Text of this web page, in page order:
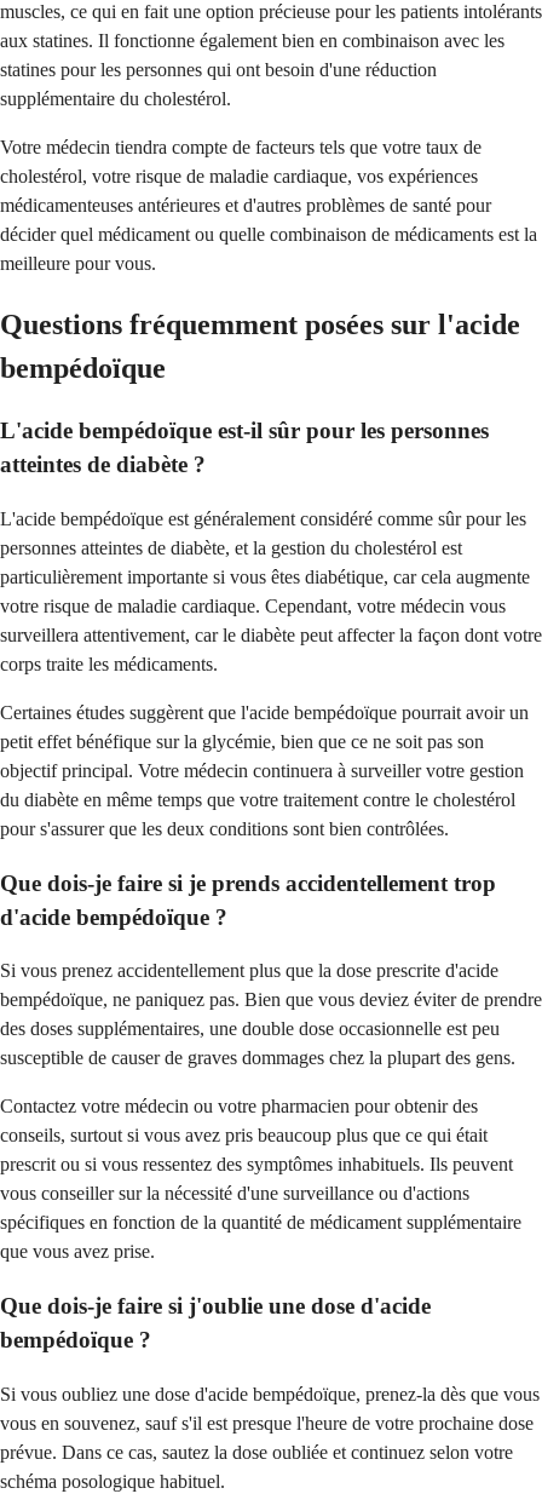
muscles, ce qui en fait une option précieuse pour les patients intolérants
aux statines. Il fonctionne également bien en combinaison avec les
statines pour les personnes qui ont besoin d'une réduction
supplémentaire du cholestérol.
Votre médecin tiendra compte de facteurs tels que votre taux de
cholestérol, votre risque de maladie cardiaque, vos expériences
médicamenteuses antérieures et d'autres problèmes de santé pour
décider quel médicament ou quelle combinaison de médicaments est la
meilleure pour vous.
Questions fréquemment posées sur l'acide
bempédoïque
L'acide bempédoïque est-il sûr pour les personnes
atteintes de diabète ?
L'acide bempédoïque est généralement considéré comme sûr pour les
personnes atteintes de diabète, et la gestion du cholestérol est
particulièrement importante si vous êtes diabétique, car cela augmente
votre risque de maladie cardiaque. Cependant, votre médecin vous
surveillera attentivement, car le diabète peut affecter la façon dont votre
corps traite les médicaments.
Certaines études suggèrent que l'acide bempédoïque pourrait avoir un
petit effet bénéfique sur la glycémie, bien que ce ne soit pas son
objectif principal. Votre médecin continuera à surveiller votre gestion
du diabète en même temps que votre traitement contre le cholestérol
pour s'assurer que les deux conditions sont bien contrôlées.
Que dois-je faire si je prends accidentellement trop
d'acide bempédoïque ?
Si vous prenez accidentellement plus que la dose prescrite d'acide
bempédoïque, ne paniquez pas. Bien que vous deviez éviter de prendre
des doses supplémentaires, une double dose occasionnelle est peu
susceptible de causer de graves dommages chez la plupart des gens.
Contactez votre médecin ou votre pharmacien pour obtenir des
conseils, surtout si vous avez pris beaucoup plus que ce qui était
prescrit ou si vous ressentez des symptômes inhabituels. Ils peuvent
vous conseiller sur la nécessité d'une surveillance ou d'actions
spécifiques en fonction de la quantité de médicament supplémentaire
que vous avez prise.
Que dois-je faire si j'oublie une dose d'acide
bempédoïque ?
Si vous oubliez une dose d'acide bempédoïque, prenez-la dès que vous
vous en souvenez, sauf s'il est presque l'heure de votre prochaine dose
prévue. Dans ce cas, sautez la dose oubliée et continuez selon votre
schéma posologique habituel.